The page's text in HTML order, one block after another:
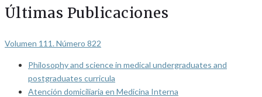
Últimas Publicaciones
Volumen 111. Número 822
Philosophy and science in medical undergraduates and
postgraduates curricula
Atención domiciliaria en Medicina Interna